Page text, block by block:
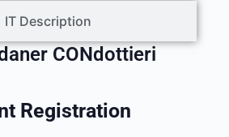
IT Description
CONdottieri
Registration